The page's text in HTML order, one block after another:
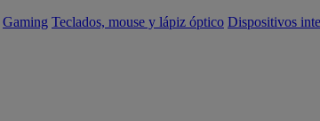
Gaming Teclados, mouse y lápiz óptico Dispositivos